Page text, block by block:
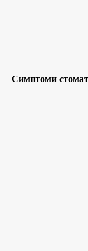
Симптоми